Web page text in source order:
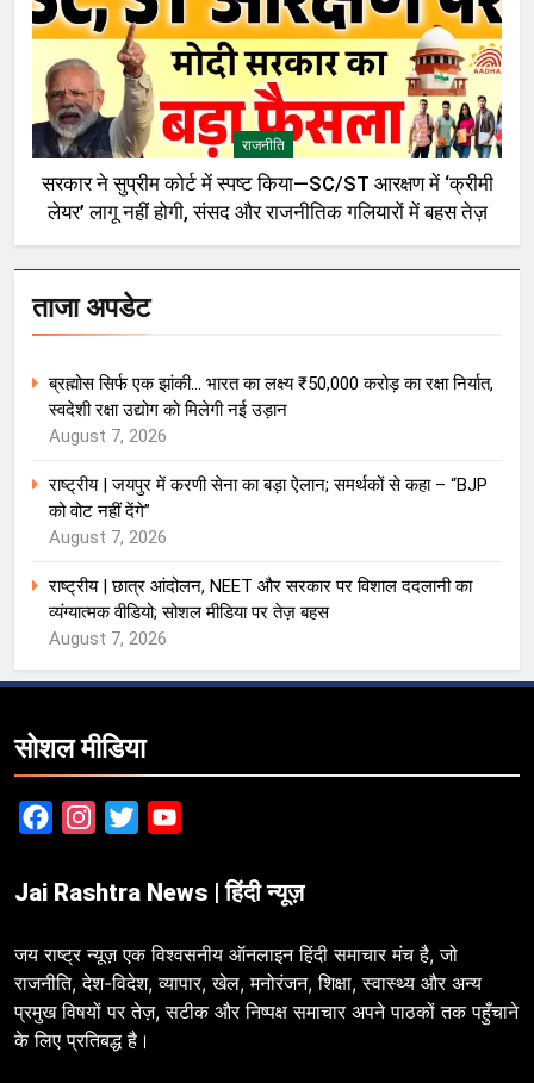
राजनीति
सरकार ने सुप्रीम कोर्ट में स्पष्ट किया—SC/ST आरक्षण में ‘क्रीमी
लेयर’ लागू नहीं होगी, संसद और राजनीतिक गलियारों में बहस तेज़
ताजा अपडेट
ब्रह्मोस सिर्फ एक झांकी… भारत का लक्ष्य ₹50,000 करोड़ का रक्षा निर्यात,
स्वदेशी रक्षा उद्योग को मिलेगी नई उड़ान
August 7, 2026
राष्ट्रीय | जयपुर में करणी सेना का बड़ा ऐलान; समर्थकों से कहा – “BJP
को वोट नहीं देंगे”
August 7, 2026
राष्ट्रीय | छात्र आंदोलन, NEET और सरकार पर विशाल ददलानी का
व्यंग्यात्मक वीडियो; सोशल मीडिया पर तेज़ बहस
August 7, 2026
सोशल मीडिया
FacebookInstagram
Twitter
Jai Rashtra News | हिंदी न्यूज़
जय राष्ट्र न्यूज़ एक विश्वसनीय ऑनलाइन हिंदी समाचार मंच है, जो
राजनीति, देश-विदेश, व्यापार, खेल, मनोरंजन, शिक्षा, स्वास्थ्य और अन्य
प्रमुख विषयों पर तेज़, सटीक और निष्पक्ष समाचार अपने पाठकों तक पहुँचाने
के लिए प्रतिबद्ध है।